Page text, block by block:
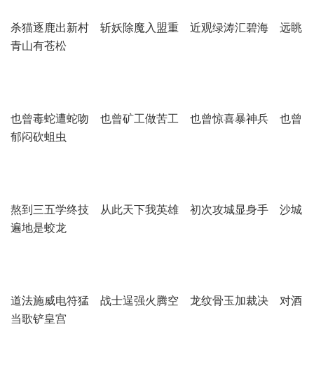
杀猫逐鹿出新村 斩妖除魔入盟重 近观绿涛汇碧海 远眺
青山有苍松
也曾毒蛇遭蛇吻 也曾矿工做苦工 也曾惊喜暴神兵 也曾
郁闷砍蛆虫
熬到三五学终技 从此天下我英雄 初次攻城显身手 沙城
遍地是蛟龙
道法施威电符猛 战士逞强火腾空 龙纹骨玉加裁决 对酒
当歌铲皇宫